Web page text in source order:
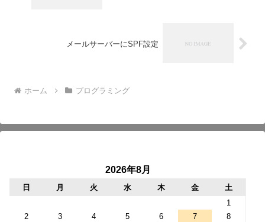
メールサーバーにSPF設定
ホーム プログラミング
2026年8月
日 月 火 水 木 金
土
1
2
3 4 5 6 7
8